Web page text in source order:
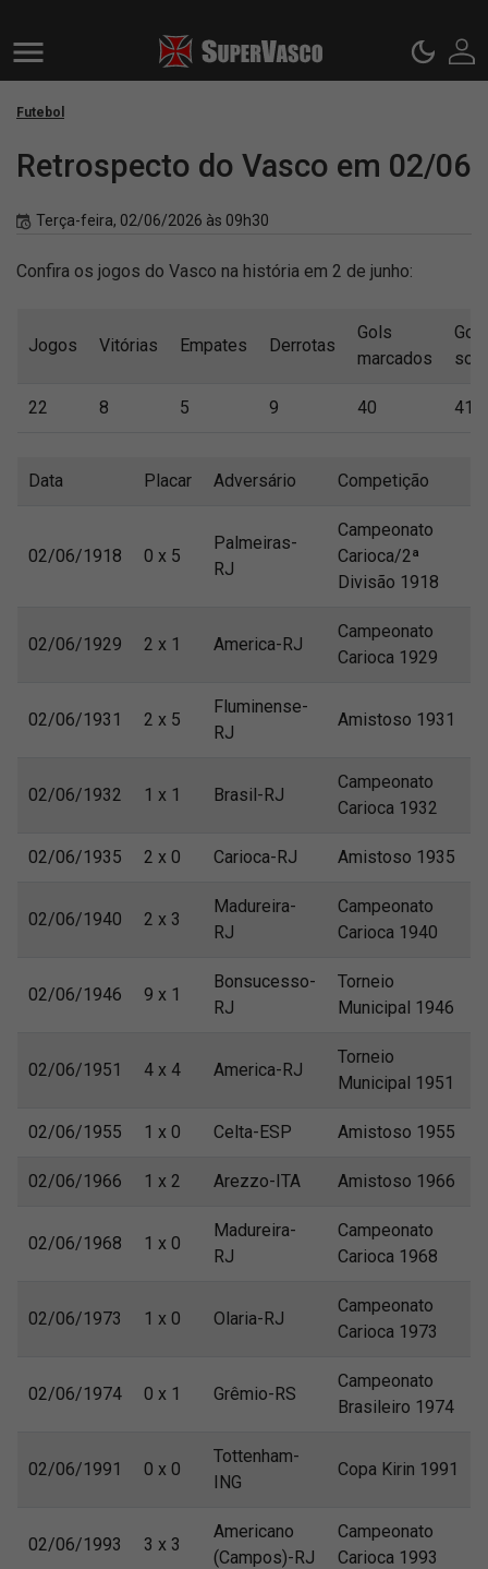
Futebol
Retrospecto do Vasco em 02/06
Terça-feira, 02/06/2026 às 09h30
Confira os jogos do Vasco na história em 2 de junho:
Jogos Vitórias Empates Derrotas
Gols
marcados
Gols
22 8 5 9 40 41
Data Placar Adversário Competição
02/06/1918 0 x 5
Palmeiras-
RJ
Campeonato
Carioca/2ª
Divisão 1918
02/06/1929 2 x 1 America-RJ
Campeonato
Carioca 1929
02/06/1931 2 x 5
Fluminense-
RJ
Amistoso 1931
02/06/1932 1 x 1 Brasil-RJ
Campeonato
Carioca 1932
02/06/1935 2 x 0 Carioca-RJ Amistoso 1935
02/06/1940 2 x 3
Madureira-
RJ
Campeonato
Carioca 1940
02/06/1946 9 x 1
Bonsucesso-
RJ
Torneio
Municipal 1946
02/06/1951 4 x 4 America-RJ
Torneio
Municipal 1951
02/06/1955 1 x 0 Celta-ESP Amistoso 1955
02/06/1966 1 x 2 Arezzo-ITA Amistoso 1966
02/06/1968 1 x 0
Madureira-
RJ
Campeonato
Carioca 1968
02/06/1973 1 x 0 Olaria-RJ
Campeonato
Carioca 1973
02/06/1974 0 x 1 Grêmio-RS
Campeonato
Brasileiro 1974
02/06/1991 0 x 0
Tottenham-
ING
Copa Kirin 1991
02/06/1993 3 x 3
Americano
(Campos)-RJ
Campeonato
Carioca 1993